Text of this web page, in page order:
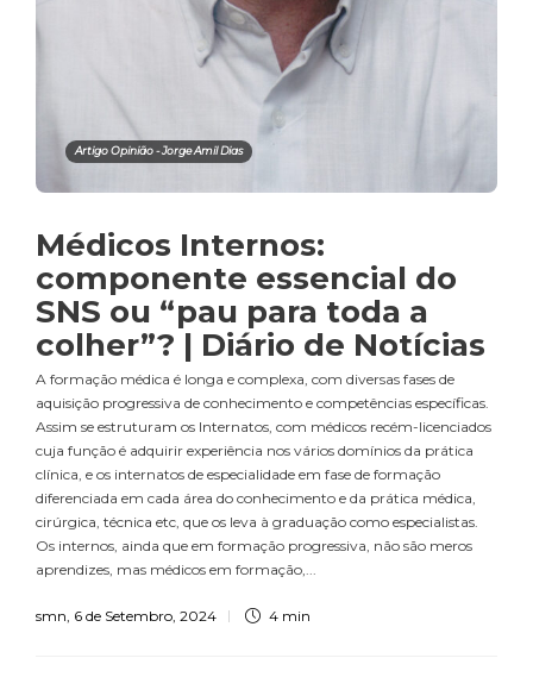
Artigo Opinião - Jorge Amil Dias
Médicos Internos:
componente essencial do
SNS ou “pau para toda a
colher”? | Diário de Notícias
A formação médica é longa e complexa, com diversas fases de
aquisição progressiva de conhecimento e competências específicas.
Assim se estruturam os Internatos, com médicos recém-licenciados
cuja função é adquirir experiência nos vários domínios da prática
clínica, e os internatos de especialidade em fase de formação
diferenciada em cada área do conhecimento e da prática médica,
cirúrgica, técnica etc, que os leva à graduação como especialistas.
Os internos, ainda que em formação progressiva, não são meros
aprendizes, mas médicos em formação,...
smn 6 de Setembro, 2024 4 min